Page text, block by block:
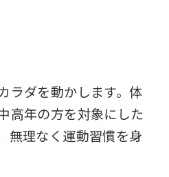
ラダを動かします。体
高年の方を対象にした
無理なく運動習慣を身